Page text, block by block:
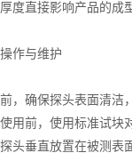
度直接影响产品的成
作与维护
确保探头表面清洁，
前，使用标准试块对
垂直放置在被测表面